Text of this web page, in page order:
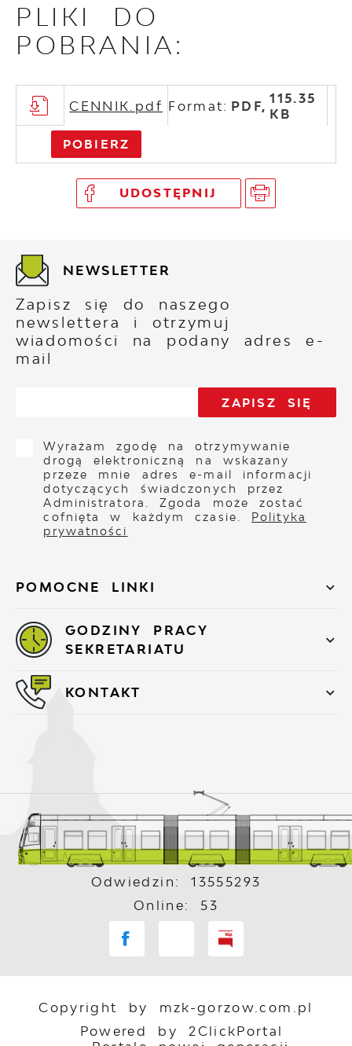
PLIKI DO
POBRANIA:
CENNIK.pdf Format: PDF, 115.35
KB
POBIERZ
UDOSTĘPNIJ
POMOCNE LINKI
NEWSLETTER
Zapisz się do naszego
newslettera i otrzymuj
wiadomości na podany adres e-
mail
Wyrażam zgodę na otrzymywanie
drogą elektroniczną na wskazany
przeze mnie adres e-mail informacji
dotyczących świadczonych przez
Administratora. Zgoda może zostać
cofnięta w każdym czasie. Polityka
prywatności
GODZINY PRACY
SEKRETARIATU
KONTAKT
Odwiedzin: 13555293
Online: 53
Copyright by mzk-gorzow.com.pl
Powered by2ClickPortal